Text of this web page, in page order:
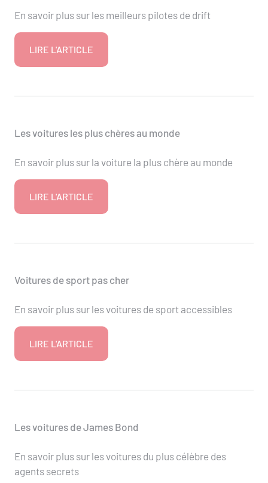
En savoir plus sur les meilleurs pilotes de drift
LIRE L'ARTICLE
Les voitures les plus chères au monde
En savoir plus sur la voiture la plus chère au monde
LIRE L'ARTICLE
Voitures de sport pas cher
En savoir plus sur les voitures de sport accessibles
LIRE L'ARTICLE
Les voitures de James Bond
En savoir plus sur les voitures du plus célèbre des
agents secrets